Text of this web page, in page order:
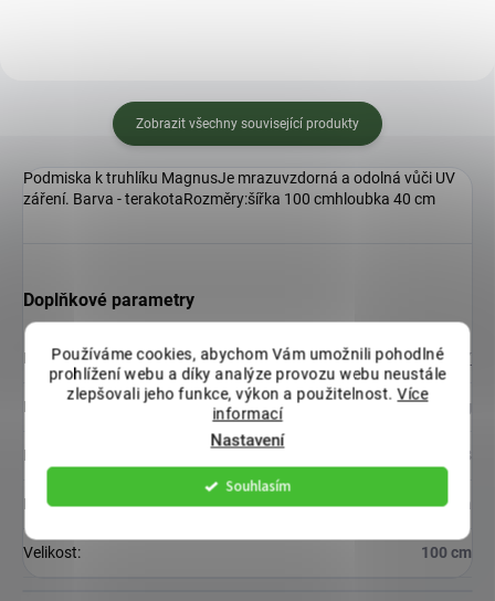
Používáme cookies, abychom Vám umožnili pohodlné
prohlížení webu a díky analýze provozu webu neustále
zlepšovali jeho funkce, výkon a použitelnost.Více
informací
Nastavení
Souhlasím
Zobrazit všechny související produkty
Podmiska k truhlíku MagnusJe mrazuvzdorná a odolná vůči UV
záření. Barva - terakotaRozměry:šířka 100 cmhloubka 40 cm
Doplňkové parametry
Kategorie: TRUHLÍKY
Hmotnost 0.2 kg
EAN 8595096981408
Barva: Terakota
Velikost: 100 cm